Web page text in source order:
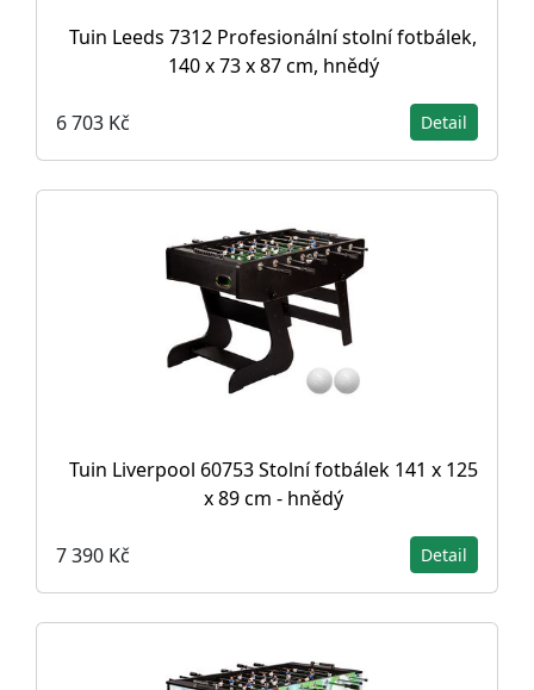
Tuin Leeds 7312 Profesionální stolní fotbálek,
140 x 73 x 87 cm, hnědý
6 703 Kč Detail
Tuin Liverpool 60753 Stolní fotbálek 141 x 125
x 89 cm - hnědý
7 390 Kč Detail